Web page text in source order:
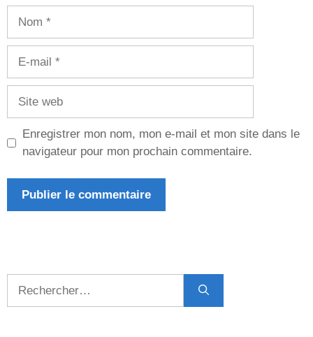
Enregistrer mon nom, mon e-mail et mon site dans le
navigateur pour mon prochain commentaire.